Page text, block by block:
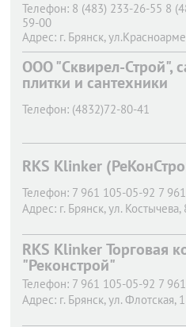
Телефон: 8 (483) 233-26-55 8
59-00
Адрес: г. Брянск,
КПСС, 2;пр-д Московский, 10А
OOO "Сквирел-Строй",
плитки и сантехники
Телефон: (4832)72-80-41
RKS Klinker
Телефон: 7 961 105-05-92 7
Адрес: г. Брянск, ул. Костычева,
RKS Klinker Торговая
"Реконстрой"
Телефон: 7 961 105-05-92 7
Адрес: г. Брянск, ул. Флотская,